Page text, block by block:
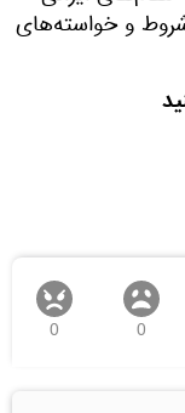
شروط و خواسته‌های
0
0